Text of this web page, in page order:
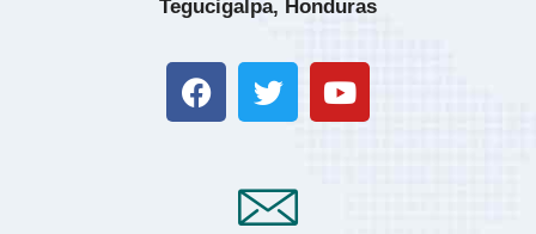
Tegucigalpa, Honduras